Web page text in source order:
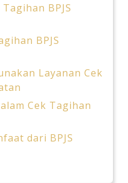
BPJS
BPJS
Layanan Cek
Cek Tagihan
dari BPJS